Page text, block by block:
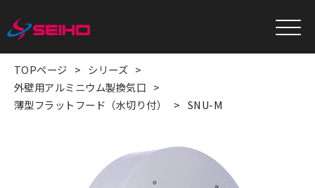
TOPページ
シリーズ
外壁用アルミニウム製換気口
薄型フラットフード（水切り付）
SNU-M